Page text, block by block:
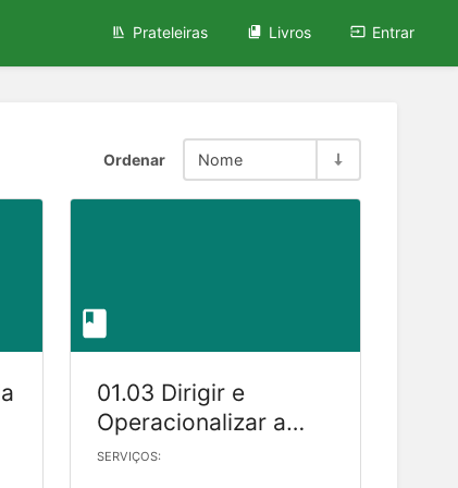
Prateleiras Livros Entrar
Ordenar Nome
01.03 Dirigir e
Operacionalizar a
Gestão da Política e
SERVIÇOS: